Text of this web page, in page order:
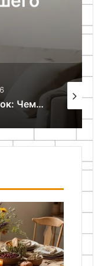
Артбук для начинающих: как создать творческий дневник с нуля